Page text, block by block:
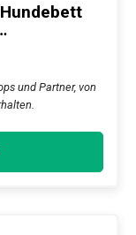
und Partner, von